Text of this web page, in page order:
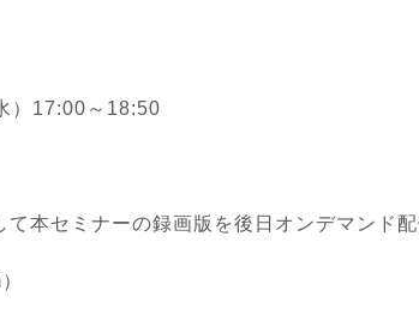
）17:00～18:50
本セミナーの録画版を後日オンデマンド配